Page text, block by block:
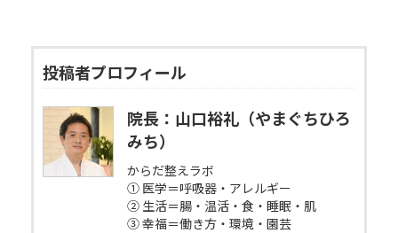
投稿者プロフィール
院長：山口裕礼（やまぐちひろ
みち）
からだ整えラボ
① 医学＝呼吸器・アレルギー
② 生活＝腸・温活・食・睡眠・肌
③ 幸福＝働き方・環境・園芸